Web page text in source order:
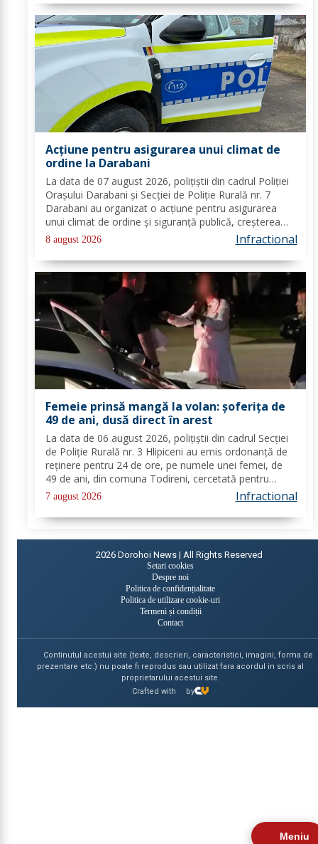
Meniu
Acțiune pentru asigurarea unui climat de
ordine la Darabani
La data de 07 august 2026, polițiștii din cadrul Poliției
Orașului Darabani și Secției de Poliție Rurală nr. 7
Darabani au organizat o acțiune pentru asigurarea
unui climat de ordine și siguranță publică, creșterea
gradului de siguranță rutieră și combaterea faptelor
antisociale, în localitatea...
8 august 2026 Infractional
Femeie prinsă mangă la volan: șoferița de
49 de ani, dusă direct în arest
La data de 06 august 2026, polițiștii din cadrul Secției
de Poliție Rurală nr. 3 Hlipiceni au emis ordonanță de
reținere pentru 24 de ore, pe numele unei femei, de
49 de ani, din comuna Todireni, cercetată pentru
comiterea infracțiunii de conducerea unui vehicul sub
influența alcoolului. În urma...
7 august 2026 Infractional
2026 Dorohoi News | All Rights Reserved
Setari cookies
Despre noi
Politica de confidențialitate
Politica de utilizare cookie-uri
Termeni și condiții
Contact
Continutul acestui site (texte, descrieri, caracteristici, imagini, forma de
prezentare etc.) nu poate fi reprodus sau utilizat fara acordul in scris al
proprietarului acestui site.
Crafted with
by